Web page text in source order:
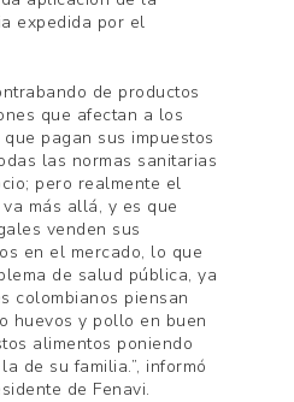
expedida por el
de productos
que afectan a los
pagan sus impuestos
las normas sanitarias
pero realmente el
más allá, y es que
venden sus
en el mercado, lo que
de salud pública, ya
colombianos piensan
huevos y pollo en buen
alimentos poniendo
de su familia.”, informó
de Fenavi.